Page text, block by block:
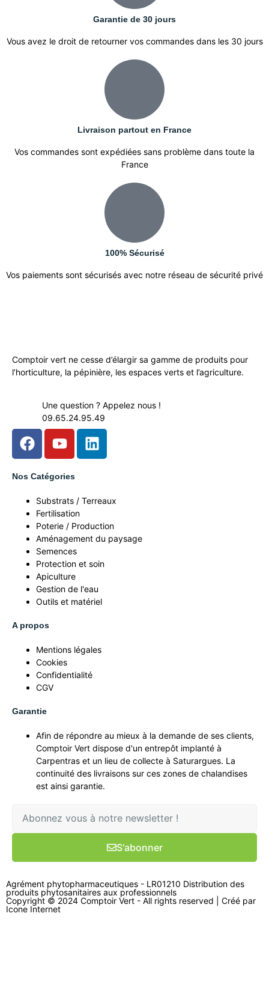
Garantie de 30 jours
Vous avez le droit de retourner vos commandes dans les 30 jours
Livraison partout en France
Vos commandes sont expédiées sans problème dans toute la
France
100% Sécurisé
Vos paiements sont sécurisés avec notre réseau de sécurité privé
Comptoir vert ne cesse d’élargir sa gamme de produits pour
l’horticulture, la pépinière, les espaces verts et l’agriculture.
Une question ? Appelez nous !
09.65.24.95.49
Nos Catégories
Substrats / Terreaux
Fertilisation
Poterie / Production
Aménagement du paysage
Semences
Protection et soin
Apiculture
Gestion de l'eau
Outils et matériel
A propos
Mentions légales
Cookies
Confidentialité
CGV
Garantie
Afin de répondre au mieux à la demande de ses clients,
Comptoir Vert dispose d'un entrepôt implanté à
Carpentras et un lieu de collecte à Saturargues. La
continuité des livraisons sur ces zones de chalandises
est ainsi garantie.
S'abonner
Agrément phytopharmaceutiques - LR01210 Distribution des
produits phytosanitaires aux professionnels
Copyright © 2024 Comptoir Vert - All rights reserved | Créé par
Icone Internet